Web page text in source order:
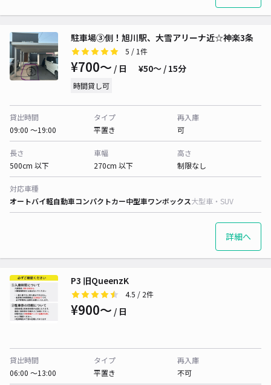
駐車場③側！旭川駅、大雪アリーナ近☆神楽3条
5 / 1件
¥700〜 / 日 ¥50〜 / 15分
時間貸し可
貸出時間
09:00 〜19:00
タイプ
平置き
再入庫
可
長さ
500cm 以下
車幅
270cm 以下
高さ
制限なし
対応車種
オートバイ軽自動車コンパクトカー中型車ワンボックス大型車・SUV
詳細へ
P3 旧QueenzK
4.5 / 2件
¥900〜 / 日
貸出時間
06:00 〜13:00
タイプ
平置き
再入庫
不可